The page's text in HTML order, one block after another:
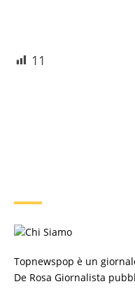
11
Topnewspop è un
De Rosa Giornalista